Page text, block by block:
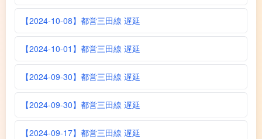
【2024-10-08】都営三田線 遅延
【2024-10-01】都営三田線 遅延
【2024-09-30】都営三田線 遅延
【2024-09-30】都営三田線 遅延
【2024-09-17】都営三田線 遅延